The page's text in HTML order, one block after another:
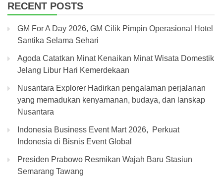
RECENT POSTS
GM For A Day 2026, GM Cilik Pimpin Operasional Hotel
Santika Selama Sehari
Agoda Catatkan Minat Kenaikan Minat Wisata Domestik
Jelang Libur Hari Kemerdekaan
Nusantara Explorer Hadirkan pengalaman perjalanan
yang memadukan kenyamanan, budaya, dan lanskap
Nusantara
Indonesia Business Event Mart 2026, Perkuat
Indonesia di Bisnis Event Global
Presiden Prabowo Resmikan Wajah Baru Stasiun
Semarang Tawang